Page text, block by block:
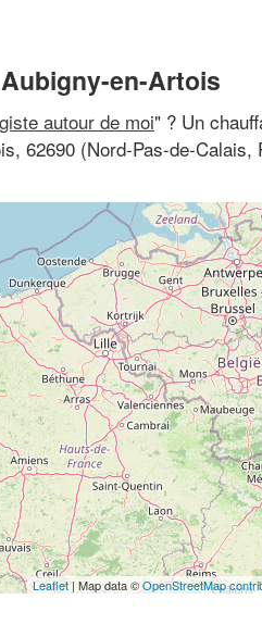
en-Artois
autour de moi" ? Un
62690 (Nord-Pas-de-Calais,
Leaflet | Map data ©OpenStreetMap